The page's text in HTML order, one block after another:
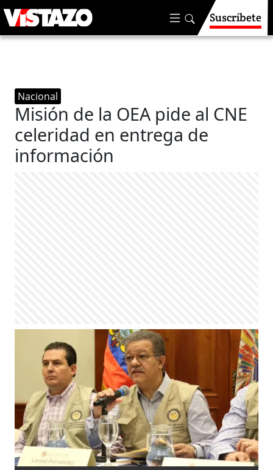
Suscríbete
Nacional
Misión de la OEA pide al CNE
celeridad en entrega de
información